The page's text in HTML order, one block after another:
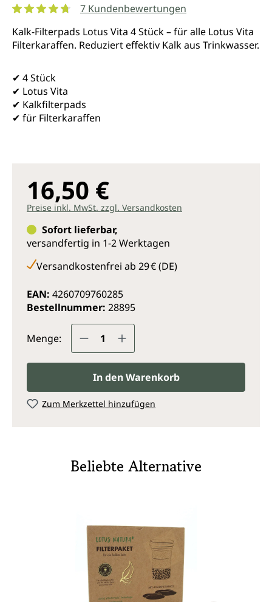
7 Kundenbewertungen
Kalk-Filterpads Lotus Vita 4 Stück – für alle Lotus Vita
Filterkaraffen. Reduziert effektiv Kalk aus Trinkwasser.
✔ 4 Stück
✔ Lotus Vita
✔ Kalkfilterpads
✔ für Filterkaraffen
16,50 €
Preise inkl. MwSt. zzgl. Versandkosten
Sofort lieferbar,
versandfertig in 1-2 Werktagen
Versandkostenfrei ab 29 € (DE)
EAN: 4260709760285
Bestellnummer: 28895
Menge: Produkt Anzahl: Gib den
In den Warenkorb
Zum Merkzettel hinzufügen
Beliebte Alternative